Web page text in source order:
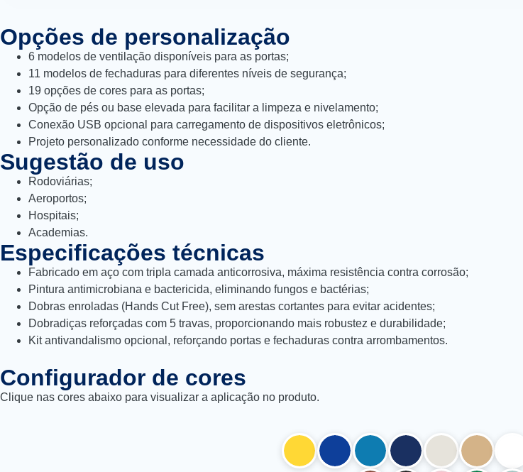
Opções de personalização
6 modelos de ventilação disponíveis para as portas;
11 modelos de fechaduras para diferentes níveis de segurança;
19 opções de cores para as portas;
Opção de pés ou base elevada para facilitar a limpeza e nivelamento;
Conexão USB opcional para carregamento de dispositivos eletrônicos;
Projeto personalizado conforme necessidade do cliente.
Sugestão de uso
Rodoviárias;
Aeroportos;
Hospitais;
Academias.
Especificações técnicas
Fabricado em aço com tripla camada anticorrosiva, máxima resistência contra corrosão;
Pintura antimicrobiana e bactericida, eliminando fungos e bactérias;
Dobras enroladas (Hands Cut Free), sem arestas cortantes para evitar acidentes;
Dobradiças reforçadas com 5 travas, proporcionando mais robustez e durabilidade;
Kit antivandalismo opcional, reforçando portas e fechaduras contra arrombamentos.
Configurador de cores
Clique nas cores abaixo para visualizar a aplicação no produto.